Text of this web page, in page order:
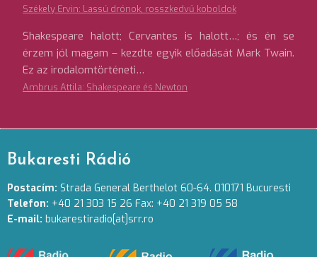
Székely Ervin: Lassú drónok, rosszkedvű koboldok
Shakespeare halott; Cervantes is halott…; és én se
érzem jól magam – kezdte egyik előadását Mark Twain.
Ez az irodalomtörténeti…
Ambrus Attila: Shakespeare és Newton
Bukaresti Rádió
Postacím: Strada General Berthelot 60-64. 010171 Bucuresti
Telefon: +40 21 303 15 26 Fax: +40 21 319 05 58
E-mail: bukarestiradio[at]srr.ro